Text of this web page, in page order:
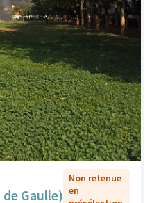
Gaulle)
Non retenue
en